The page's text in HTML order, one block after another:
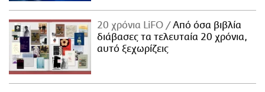
20 χρόνια LiFO
Από όσα βιβλία
διάβασες τα τελευταία 20 χρόνια,
αυτό ξεχωρίζεις